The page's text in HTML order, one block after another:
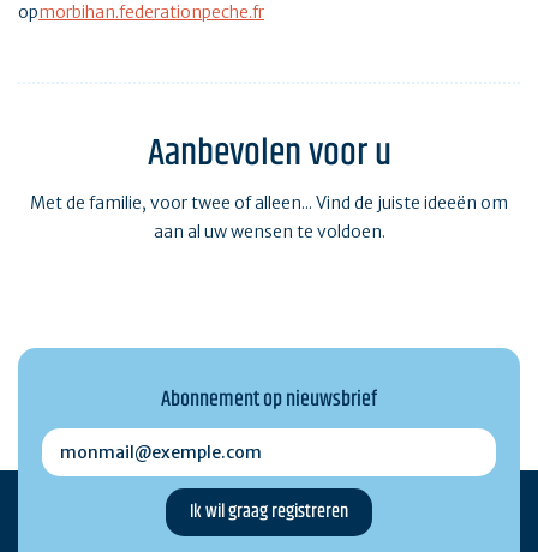
opmorbihan.federationpeche.fr
Aanbevolen voor u
Met de familie, voor twee of alleen... Vind de juiste ideeën om
aan al uw wensen te voldoen.
Abonnement op nieuwsbrief
monmail@exemple.com